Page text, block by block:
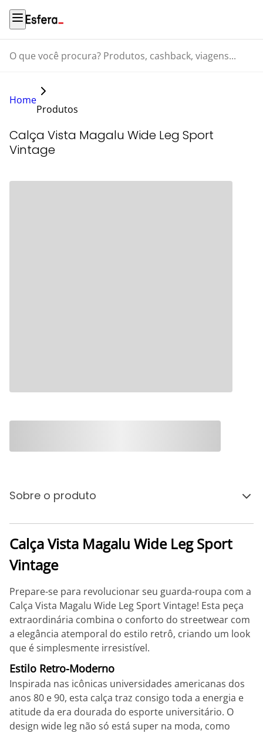
O que você procura? Produtos, cashback, viagens...
Home
Produtos
Calça Vista Magalu Wide Leg Sport
Vintage
Sobre o produto
Calça Vista Magalu Wide Leg Sport
Vintage
Prepare-se para revolucionar seu guarda-roupa com a
Calça Vista Magalu Wide Leg Sport Vintage! Esta peça
extraordinária combina o conforto do streetwear com
a elegância atemporal do estilo retrô, criando um look
que é simplesmente irresistível.
Estilo Retro-Moderno
Inspirada nas icônicas universidades americanas dos
anos 80 e 90, esta calça traz consigo toda a energia e
atitude da era dourada do esporte universitário. O
design wide leg não só está super na moda, como